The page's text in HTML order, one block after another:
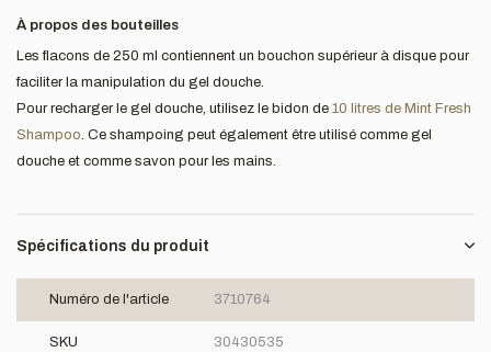
À propos des bouteilles
Les flacons de 250 ml contiennent un bouchon supérieur à disque pour
faciliter la manipulation du gel douche.
Pour recharger le gel douche, utilisez le bidon de 10 litres de Mint Fresh
Shampoo. Ce shampoing peut également être utilisé comme gel
douche et comme savon pour les mains.
Spécifications du produit
Numéro de l'article 3710764
SKU 30430535